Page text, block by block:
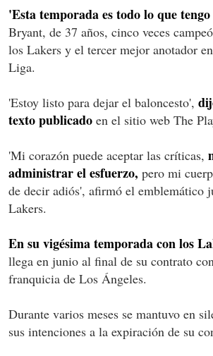
'Esta temporada es todo lo que
Bryant, de 37 años, cinco veces
los Lakers y el tercer mejor anotador
Liga.
'Estoy listo para dejar el baloncesto',
texto publicado en el sitio web The
'Mi corazón puede aceptar las críticas,
administrar el esfuerzo, pero mi
de decir adiós', afirmó el emblemático
Lakers.
En su vigésima temporada con los
llega en junio al final de su contrato
franquicia de Los Ángeles.
Durante varios meses se mantuvo en
sus intenciones a la expiración de su